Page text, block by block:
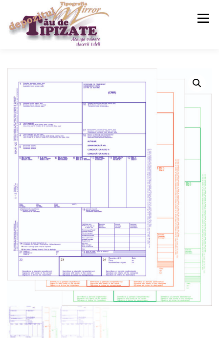
Meniu
ACASA SERVICII MAGAZIN CONTACT